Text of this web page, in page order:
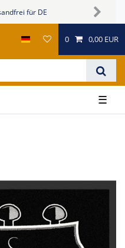
Next
0 0,00 EUR
☰